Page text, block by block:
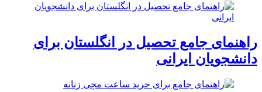
راهنمای جامع تحصیل در انگلستان برای
دانشجویان ایرانی